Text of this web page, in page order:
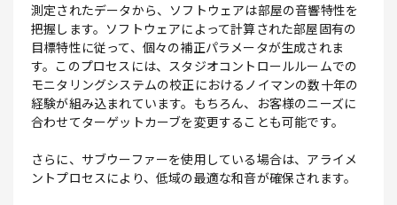
測定されたデータから、ソフトウェアは部屋の音響特性を
把握します。ソフトウェアによって計算された部屋固有の
目標特性に従って、個々の補正パラメータが生成されま
す。このプロセスには、スタジオコントロールルームでの
モニタリングシステムの校正におけるノイマンの数十年の
経験が組み込まれています。もちろん、お客様のニーズに
合わせてターゲットカーブを変更することも可能です。
さらに、サブウーファーを使用している場合は、アライメ
ントプロセスにより、低域の最適な和音が確保されます。